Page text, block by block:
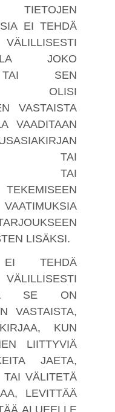
TIETOJEN
EI TEHDÄ
JOKO
TAI SEN
OLISI
VASTAISTA
VAADITAAN
TAI
TAI
LISÄKSI.
EI TEHDÄ
SE ON
VASTAISTA,
KUN
LIITTYVIÄ
JAETA,
VÄLITETÄ
LEVITTÄÄ
ALUEELLE